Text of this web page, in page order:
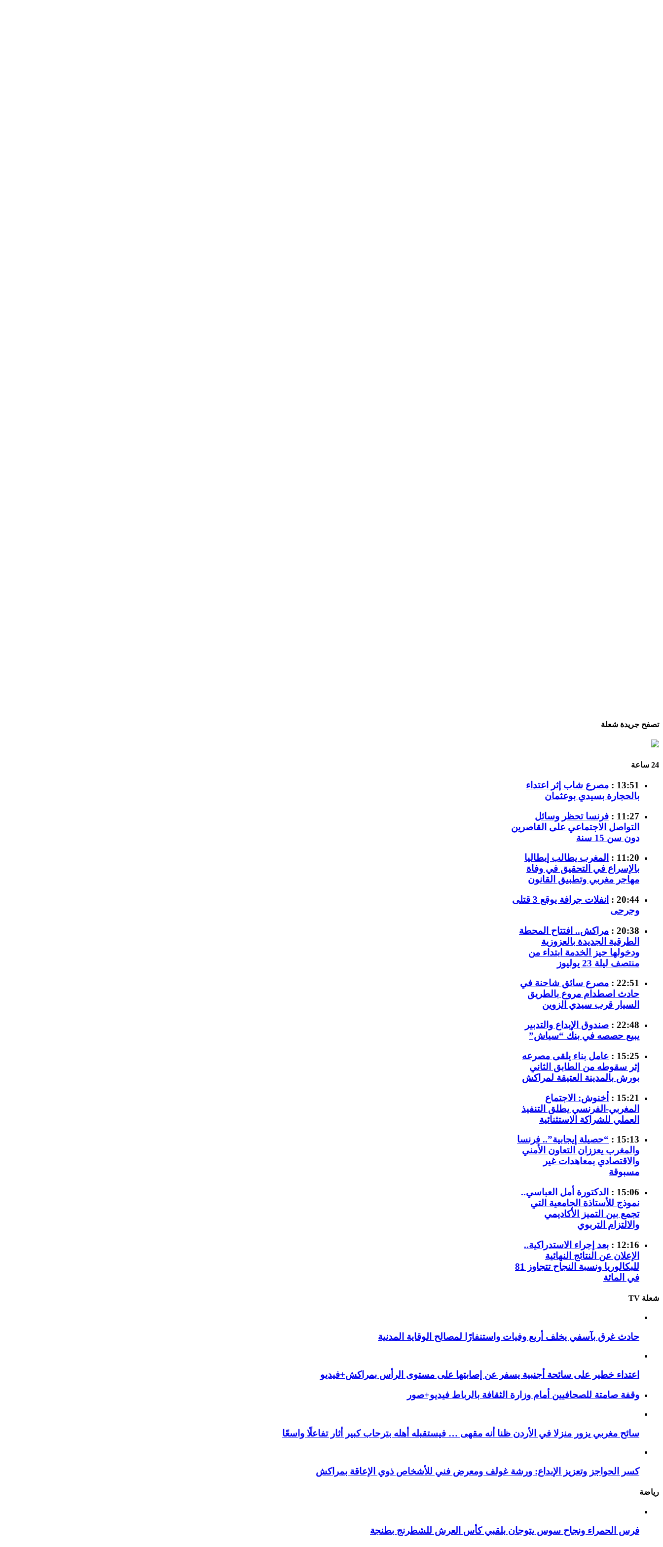
تصفح جريدة شعلة
24 ساعة
13:51 :
مصرع شاب إثر اعتداء
بالحجارة بسيدي بوعثمان
11:27 :
فرنسا تحظر وسائل
التواصل الاجتماعي على القاصرين
دون سن 15 سنة
11:20 :
المغرب يطالب إيطاليا
بالإسراع في التحقيق في وفاة
مهاجر مغربي وتطبيق القانون
20:44 :
انفلات جرافة يوقع 3 قتلى
وجرحى
20:38 :
مراكش.. افتتاح المحطة
الطرقية الجديدة بالعزوزية
ودخولها حيز الخدمة ابتداء من
منتصف ليلة 23 يوليوز
22:51 :
مصرع سائق شاحنة في
حادث اصطدام مروع بالطريق
السيار قرب سيدي الزوين
22:48 :
صندوق الإيداع والتدبير
يبيع حصصه في بنك “سياش”
15:25 :
عامل بناء يلقى مصرعه
إثر سقوطه من الطابق الثاني
بورش بالمدينة العتيقة لمراكش
15:21 :
أخنوش: الاجتماع
المغربي-الفرنسي يطلق التنفيذ
العملي للشراكة الاستثنائية
15:13 :
“حصيلة إيجابية”.. فرنسا
والمغرب يعززان التعاون الأمني
والاقتصادي بمعاهدات غير
مسبوقة
15:06 :
الدكتورة أمل العباسي..
نموذج للأستاذة الجامعية التي
تجمع بين التميز الأكاديمي
والالتزام التربوي
12:16 :
بعد إجراء الاستدراكية..
الإعلان عن النتائج النهائية
للبكالوريا ونسبة النجاح تتجاوز 81
في المائة
شعلة TV
حادث غرق بآسفي يخلف أربع وفيات واستنفارًا لمصالح الوقاية المدنية
اعتداء خطير على سائحة أجنبية يسفر عن إصابتها على مستوى الرأس بمراكش+فيديو
وقفة صامتة للصحافيين أمام وزارة الثقافة بالرباط فيديو+صور
سائح مغربي يزور منزلا في الأردن ظنا أنه مقهى … فيستقبله أهله بترحاب كبير أثار تفاعلًا واسعًا
كسر الحواجز وتعزيز الإبداع: ورشة غولف ومعرض فني للأشخاص ذوي الإعاقة بمراكش
رياضة
فرس الحمراء ونجاح سوس يتوجان بلقبي كأس العرش للشطرنج بطنجة